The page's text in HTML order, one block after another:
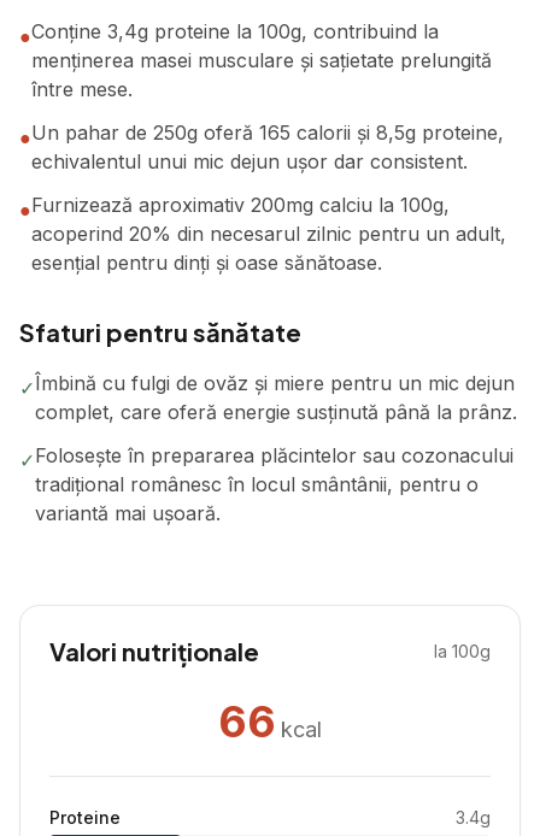
●Conține 3,4g proteine la 100g, contribuind la
menținerea masei musculare și sațietate prelungită
între mese.
●Un pahar de 250g oferă 165 calorii și 8,5g proteine,
echivalentul unui mic dejun ușor dar consistent.
●Furnizează aproximativ 200mg calciu la 100g,
acoperind 20% din necesarul zilnic pentru un adult,
esențial pentru dinți și oase sănătoase.
Sfaturi pentru sănătate
✓Îmbină cu fulgi de ovăz și miere pentru un mic dejun
complet, care oferă energie susținută până la prânz.
✓Folosește în prepararea plăcintelor sau cozonacului
tradițional românesc în locul smântânii, pentru o
variantă mai ușoară.
Valori nutriționale la 100g
66 kcal
Proteine 3.4g